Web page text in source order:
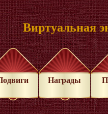
Виртуальная
Награды